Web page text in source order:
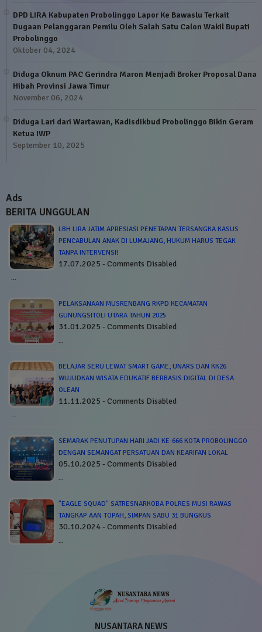
DPD LIRA Kabupaten Probolinggo Lapor Ke Bawaslu Terkait
Dugaan Pelanggaran Pemilu Oleh Salah Satu Calon Wakil Bupati
Probolinggo
Oktober 04, 2024
Diduga Oknum PAC Gerindra Maron Menjadi Broker Proposal Dana
Hibah Provinsi Jawa Timur
November 06, 2024
Diduga Lari dari Wartawan, Kadisdikbud Probolinggo Bikin Geram
Ketua IWP
September 10, 2025
Ads
BERITA UNGGULAN
LBH LIRA JATIM APRESIASI PENETAPAN TERSANGKA KASUS
PENCABULAN ANAK DI LUMAJANG, HUKUM HARUS TEGAK
TANPA INTERVENSI!
17.07.2025 - Comments Disabled
…
PELAKSANAAN MUSRENBANG RKPD KECAMATAN
GUNUNGSITOLI UTARA TAHUN 2025
31.01.2025 - Comments Disabled
…
BELAJAR SERU LEWAT SMART GAME, UNARS DAN KK26
WUJUDKAN WISATA EDUKATIF BERBASIS DIGITAL DI DESA
OLEAN
11.11.2025 - Comments Disabled
…
SEMARAK PENUTUPAN HARI JADI KE-666 KOTA PROBOLINGGO
DENGAN SEMANGAT PERSATUAN DAN KEARIFAN LOKAL
05.10.2025 - Comments Disabled
…
"EAGLE SQUAD" SATRESNARKOBA POLRES MUSI RAWAS
TANGKAP AAN TOPAH, SIMPAN SABU 31 BUNGKUS
30.10.2024 - Comments Disabled
…
NUSANTARA NEWS